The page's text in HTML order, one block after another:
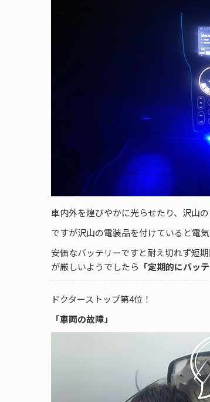
車内外を煌びやかに光らせたり、沢山
ですが沢山の電装品を付けていると電
安価なバッテリーですと耐え切れず短
が厳しいようでしたら 「定期的にバッ
ドクターストップ第4位！
「車両の故障」